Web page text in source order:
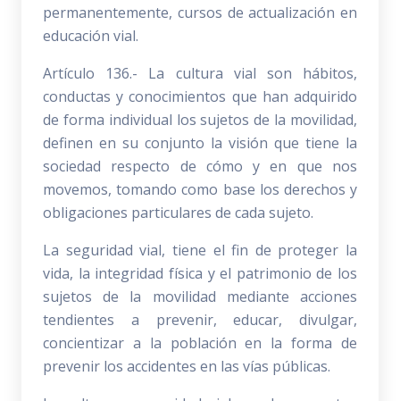
permanentemente, cursos de actualización en
educación vial.
Artículo 136.- La cultura vial son hábitos,
conductas y conocimientos que han adquirido
de forma individual los sujetos de la movilidad,
definen en su conjunto la visión que tiene la
sociedad respecto de cómo y en que nos
movemos, tomando como base los derechos y
obligaciones particulares de cada sujeto.
La seguridad vial, tiene el fin de proteger la
vida, la integridad física y el patrimonio de los
sujetos de la movilidad mediante acciones
tendientes a prevenir, educar, divulgar,
concientizar a la población en la forma de
prevenir los accidentes en las vías públicas.